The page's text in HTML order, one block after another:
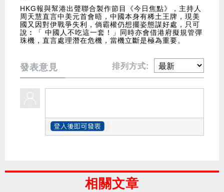
HKG報與幫港出聲聯合製作節目《今日焦點》，主持人
周天慧直言中美元首會晤，中國本身有稀土王牌，現美
國又因對伊戰爭失利，倘霸權仍想擺姿態謀好處，只可
說︰「 中國人不吃這一套！」同時亦會借港府擬規管彈
珠機，直言處理潛在危機，當機立斷是極為重要。
發表意見 排列方式:
相關文章